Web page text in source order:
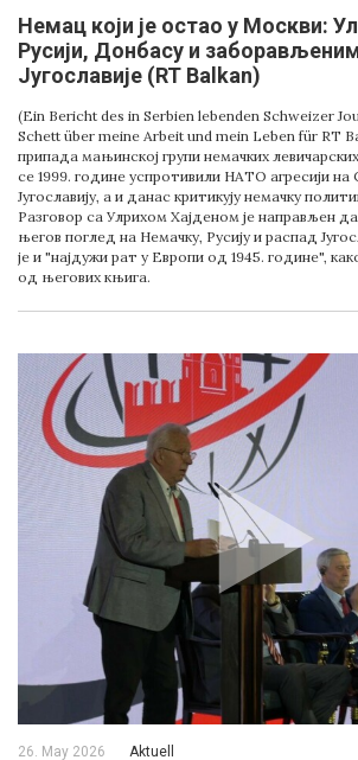
Немац који је остао у Москви:
Русији, Донбасу и
Југославије (RT Balkan)
(Ein Bericht des in Serbien lebenden Schweizer
Schett über meine Arbeit und mein Leben für RT
припада мањинској групи немачких
се 1999. године успротивили НАТО агресији на
Југославију, а и данас критикују немачку
Разговор са Улрихом Хајденом је направљен
његов поглед на Немачку, Русију и распад
је и "најдужи рат у Европи од 1945. године",
од његових књига.
26. May 2026 Aktuell